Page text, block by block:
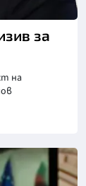
за
на